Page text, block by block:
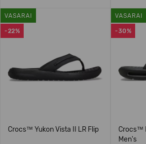
-22%
VASARAI
Crocs™ Yukon Vista II LR Flip
-30%
VASARAI
Crocs™
Men's